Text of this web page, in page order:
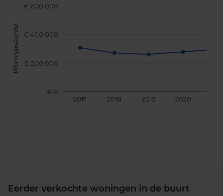
2017 2018 2019 2020
€ 0
€ 200.000
€ 400.000
€ 600.000
Woningwaarde
Eerder verkochte woningen in de buurt